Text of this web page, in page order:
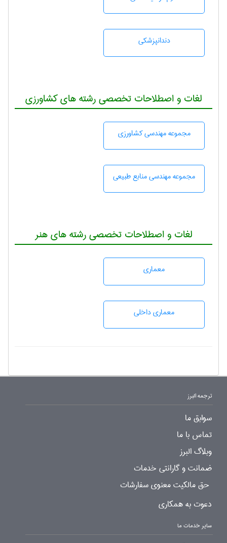
دندانپزشكی
لغات و اصطلاحات تخصصی رشته های کشاورزی
مجموعه مهندسی كشاورزی
مجموعه مهندسی منابع طبيعی
لغات و اصطلاحات تخصصی رشته های هنر
معماری
معماری داخلی
ترجمه البرز
سوابق ما
تماس با ما
وبلاگ البرز
ضمانت و گارانتی خدمات
حق مالکیت معنوی سفارشات
دعوت به همکاری
سایر خدمات ما